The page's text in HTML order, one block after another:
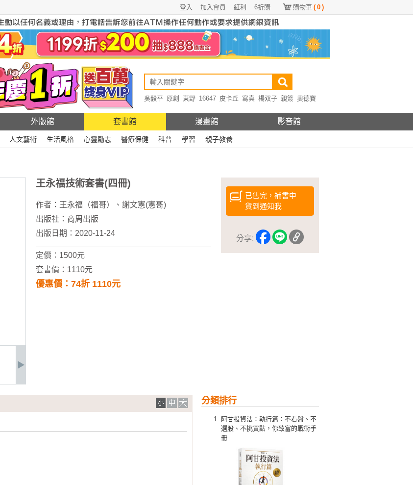
購物車 ( 0 )
6折購
紅利
加入會員
登入
吳毅平 原創 東野 16647 皮卡丘 寫真 楊双子 親簽 奧德賽
外版館 套書館 漫畫館 影音館
人文藝術 生活風格 心靈勵志 醫療保健 科普 學習 親子教養
已售完，補書中
貨到通知我
分享:
王永福技術套書(四冊)
作者： 王永福（福哥） 、 謝文憲(憲哥)
出版社： 商周出版
出版日期：2020-11-24
定價：1500元
套書價：1110元
優惠價：74折 1110元
分類排行
阿甘投資法：執行篇：不看盤、不
選股、不挑買點，你致富的戰術手
冊